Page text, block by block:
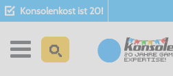
Konsolenkost ist 20!